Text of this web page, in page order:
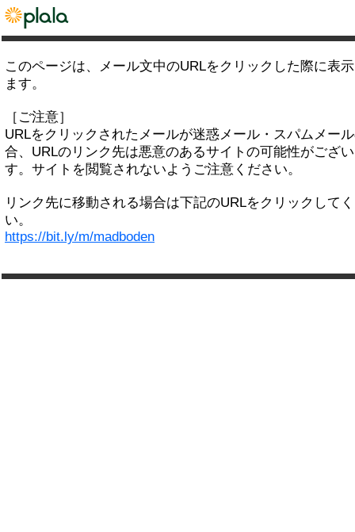
このページは、メール文中のURLをクリックした際に表
ます。
［ご注意］
URLをクリックされたメールが迷惑メール・スパムメー
合、URLのリンク先は悪意のあるサイトの可能性がござ
す。サイトを閲覧されないようご注意ください。
リンク先に移動される場合は下記のURLをクリックして
い。
https://bit.ly/m/madboden